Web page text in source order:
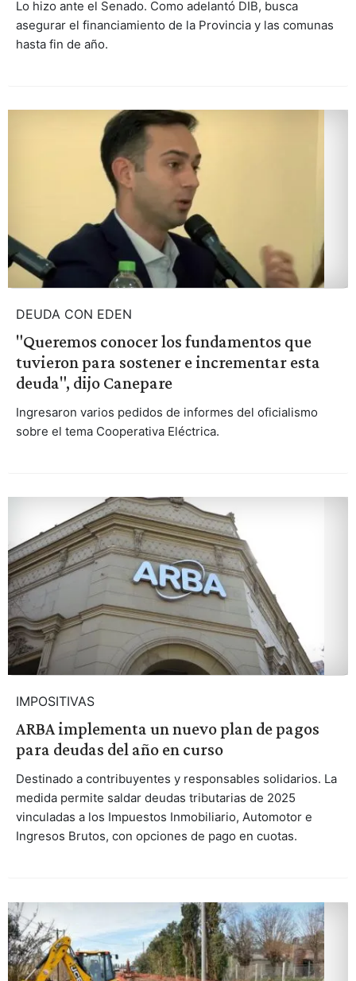
Lo hizo ante el Senado. Como adelantó DIB, busca
asegurar el financiamiento de la Provincia y las comunas
hasta fin de año.
DEUDA CON EDEN
"Queremos conocer los fundamentos que
tuvieron para sostener e incrementar esta
deuda", dijo Canepare
Ingresaron varios pedidos de informes del oficialismo
sobre el tema Cooperativa Eléctrica.
IMPOSITIVAS
ARBA implementa un nuevo plan de pagos
para deudas del año en curso
Destinado a contribuyentes y responsables solidarios. La
medida permite saldar deudas tributarias de 2025
vinculadas a los Impuestos Inmobiliario, Automotor e
Ingresos Brutos, con opciones de pago en cuotas.